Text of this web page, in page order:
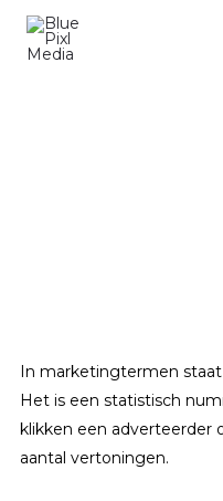
In marketingtermen staat
Het is een statistisch
klikken een adverteerder
aantal vertoningen.